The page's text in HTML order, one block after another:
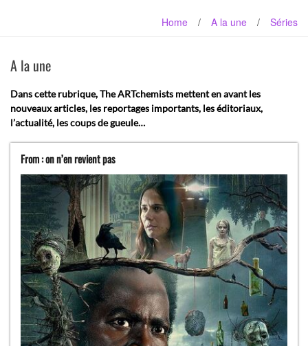
Home / A la une / Séries
A la une
Dans cette rubrique, The ARTchemists mettent en avant les
nouveaux articles, les reportages importants, les éditoriaux,
l’actualité, les coups de gueule…
From : on n’en revient pas